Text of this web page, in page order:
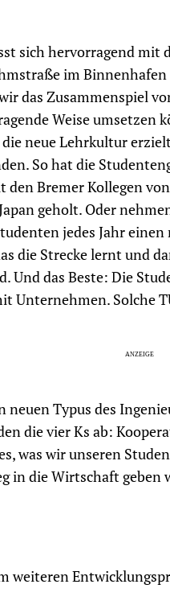
sich hervorragend mit
im
das Zusammenspiel
Weise umsetzen
neue Lehrkultur
So hat die
den Bremer Kollegen
geholt. Oder
jedes Jahr
die Strecke lernt und
Und das Beste: Die
Unternehmen. Solche
neuen Typus des
die vier Ks ab:
was wir unseren
in die Wirtschaft
weiteren